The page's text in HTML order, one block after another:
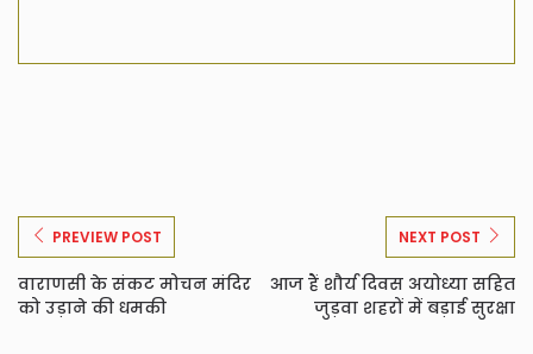
PREVIEW POST
वाराणसी के संकट मोचन मंदिर
को उड़ाने की धमकी
NEXT POST
आज हैं शौर्य दिवस अयोध्या सहित
जुड़वा शहरों में बड़ाई सुरक्षा